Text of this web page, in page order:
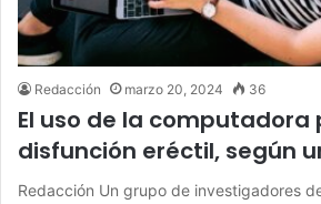
Redacción marzo 20, 2024 36
El uso de la
disfunción eréctil, según
Redacción Un grupo de investigadores